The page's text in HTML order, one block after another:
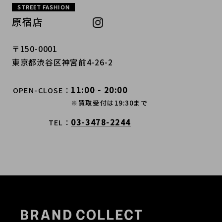
STREET FASHION
原宿店
〒150-0001
東京都渋谷区神宮前4-26-2
OPEN-CLOSE 11:00 - 20:00
※買取受付は19:30まで
TEL 03-3478-2244